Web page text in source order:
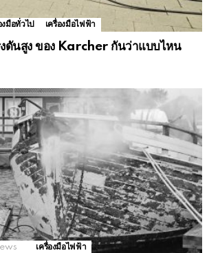
งมือทั่วไป เครื่องมือไฟฟ้า
งดันสูง ของ Karcher กันว่าแบบไหน
เครื่องมือไฟฟ้า